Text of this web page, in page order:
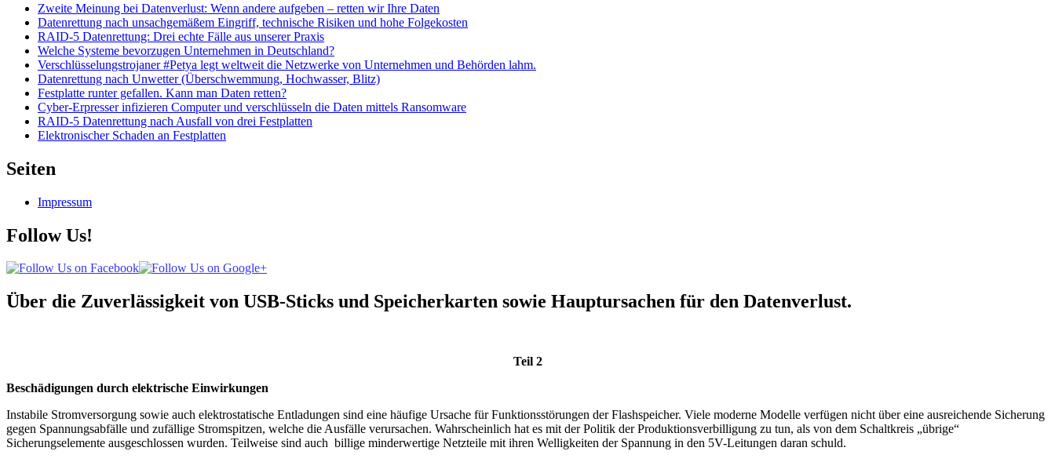
Zweite Meinung bei Datenverlust: Wenn andere aufgeben – retten wir Ihre Daten
Datenrettung nach unsachgemäßem Eingriff, technische Risiken und hohe Folgekosten
RAID-5 Datenrettung: Drei echte Fälle aus unserer Praxis
Welche Systeme bevorzugen Unternehmen in Deutschland?
Verschlüsselungstrojaner #Petya legt weltweit die Netzwerke von Unternehmen und Behörden lahm.
Datenrettung nach Unwetter (Überschwemmung, Hochwasser, Blitz)
Festplatte runter gefallen. Kann man Daten retten?
Cyber-Erpresser infizieren Computer und verschlüsseln die Daten mittels Ransomware
RAID-5 Datenrettung nach Ausfall von drei Festplatten
Elektronischer Schaden an Festplatten
Seiten
Impressum
Follow Us!
Über die Zuverlässigkeit von USB-Sticks und Speicherkarten sowie Hauptursachen für den Datenverlust.
Teil 2
Beschädigungen durch elektrische Einwirkungen
Instabile Stromversorgung sowie auch elektrostatische Entladungen sind eine häufige Ursache für Funktionsstörungen der Flashspeicher. Viele moderne Modelle verfügen nicht über eine ausreichende Sicherung
gegen Spannungsabfälle und zufällige Stromspitzen, welche die Ausfälle verursachen. Wahrscheinlich hat es mit der Politik der Produktionsverbilligung zu tun, als von dem Schaltkreis „übrige“
Sicherungselemente ausgeschlossen wurden. Teilweise sind auch billige minderwertige Netzteile mit ihren Welligkeiten der Spannung in den 5V-Leitungen daran schuld.